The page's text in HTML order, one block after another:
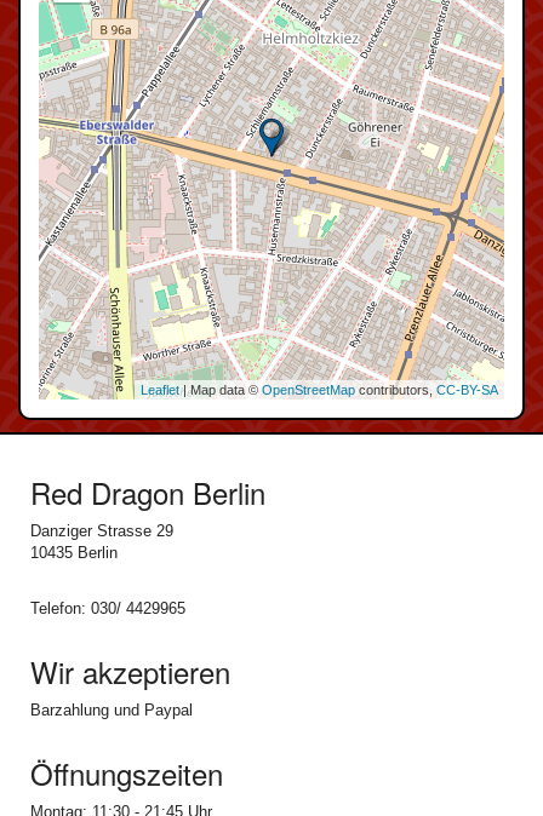
Leaflet| Map data ©OpenStreetMap contributors, CC-BY-SA
Red Dragon Berlin
Danziger Strasse 29
10435 Berlin
Telefon: 030/ 4429965
Wir akzeptieren
Barzahlung und Paypal
Öffnungszeiten
Montag: 11:30 - 21:45 Uhr